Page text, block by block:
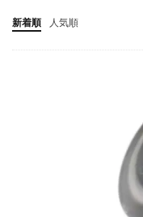
新着順 人気順